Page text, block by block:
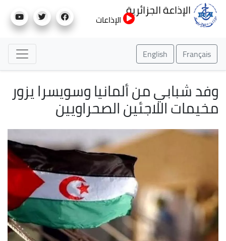
إلى
الإذاعة الجزائرية
الإذاعات
Français
English
وفد شبابي من ألمانيا وسويسرا يزور
مخيمات اللاجئين الصحراويين